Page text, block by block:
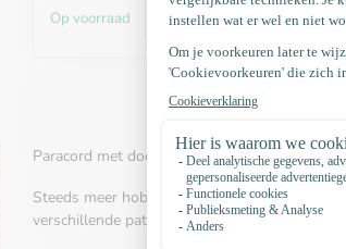
Op voorraad
Paracord met doorsnee van vier millimeter is
Steeds meer hobbyisten kiezen voor het
verschillende patronen en kleuren te krijgen